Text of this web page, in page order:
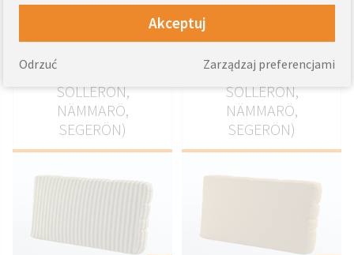
poduszkę oparcia
Duvholmen 62x44cm
(BONDHOLMEN,
SOLLERÖN,
NÄMMARÖ,
SEGERÖN)
poduszkę oparcia
(BONDHOLMEN,
SOLLERÖN,
NÄMMARÖ,
SEGERÖN)
Akceptuj
Zarządzaj preferencjami
Odrzuć